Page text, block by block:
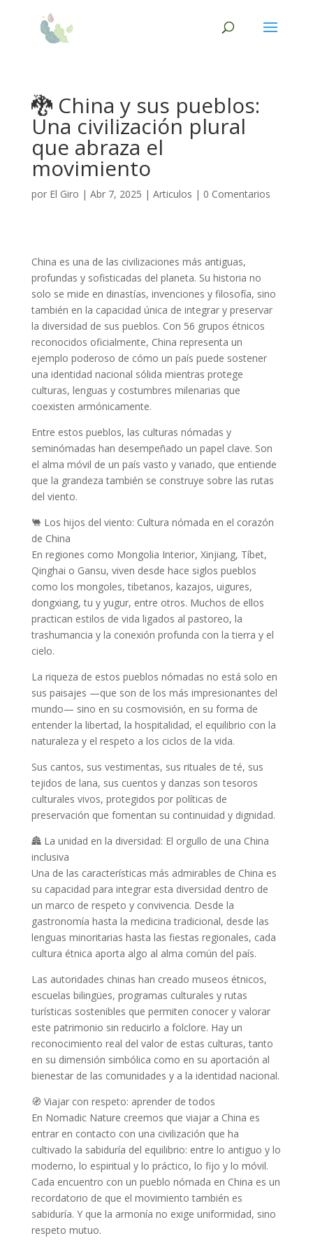
🐉 China y sus pueblos:
Una civilización plural
que abraza el
movimiento
por El Giro | Abr 7, 2025 | Articulos | 0 Comentarios
China es una de las civilizaciones más antiguas,
profundas y sofisticadas del planeta. Su historia no
solo se mide en dinastías, invenciones y filosofía, sino
también en la capacidad única de integrar y preservar
la diversidad de sus pueblos. Con 56 grupos étnicos
reconocidos oficialmente, China representa un
ejemplo poderoso de cómo un país puede sostener
una identidad nacional sólida mientras protege
culturas, lenguas y costumbres milenarias que
coexisten armónicamente.
Entre estos pueblos, las culturas nómadas y
seminómadas han desempeñado un papel clave. Son
el alma móvil de un país vasto y variado, que entiende
que la grandeza también se construye sobre las rutas
del viento.
🐫 Los hijos del viento: Cultura nómada en el corazón
de China
En regiones como Mongolia Interior, Xinjiang, Tíbet,
Qinghai o Gansu, viven desde hace siglos pueblos
como los mongoles, tibetanos, kazajos, uigures,
dongxiang, tu y yugur, entre otros. Muchos de ellos
practican estilos de vida ligados al pastoreo, la
trashumancia y la conexión profunda con la tierra y el
cielo.
La riqueza de estos pueblos nómadas no está solo en
sus paisajes —que son de los más impresionantes del
mundo— sino en su cosmovisión, en su forma de
entender la libertad, la hospitalidad, el equilibrio con la
naturaleza y el respeto a los ciclos de la vida.
Sus cantos, sus vestimentas, sus rituales de té, sus
tejidos de lana, sus cuentos y danzas son tesoros
culturales vivos, protegidos por políticas de
preservación que fomentan su continuidad y dignidad.
🏯 La unidad en la diversidad: El orgullo de una China
inclusiva
Una de las características más admirables de China es
su capacidad para integrar esta diversidad dentro de
un marco de respeto y convivencia. Desde la
gastronomía hasta la medicina tradicional, desde las
lenguas minoritarias hasta las fiestas regionales, cada
cultura étnica aporta algo al alma común del país.
Las autoridades chinas han creado museos étnicos,
escuelas bilingües, programas culturales y rutas
turísticas sostenibles que permiten conocer y valorar
este patrimonio sin reducirlo a folclore. Hay un
reconocimiento real del valor de estas culturas, tanto
en su dimensión simbólica como en su aportación al
bienestar de las comunidades y a la identidad nacional.
🧭 Viajar con respeto: aprender de todos
En Nomadic Nature creemos que viajar a China es
entrar en contacto con una civilización que ha
cultivado la sabiduría del equilibrio: entre lo antiguo y lo
moderno, lo espiritual y lo práctico, lo fijo y lo móvil.
Cada encuentro con un pueblo nómada en China es un
recordatorio de que el movimiento también es
sabiduría. Y que la armonía no exige uniformidad, sino
respeto mutuo.